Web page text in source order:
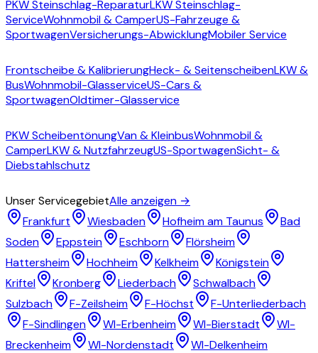
PKW Steinschlag-ReparaturLKW Steinschlag-
ServiceWohnmobil & CamperUS-Fahrzeuge &
SportwagenVersicherungs-AbwicklungMobiler Service
Frontscheibe & KalibrierungHeck- & SeitenscheibenLKW &
BusWohnmobil-GlasserviceUS-Cars &
SportwagenOldtimer-Glasservice
PKW ScheibentönungVan & KleinbusWohnmobil &
CamperLKW & NutzfahrzeugUS-SportwagenSicht- &
Diebstahlschutz
Unser ServicegebietAlle anzeigen →
Frankfurt
Wiesbaden Hofheim am Taunus
Bad
Soden
Eppstein Eschborn
Flörsheim
Hattersheim
Hochheim Kelkheim
Königstein
Kriftel
Kronberg Liederbach
Schwalbach
Sulzbach
F-Zeilsheim F-Höchst
F-Unterliederbach
F-Sindlingen
WI-Erbenheim WI-Bierstadt
WI-
Breckenheim
WI-Nordenstadt
WI-Delkenheim